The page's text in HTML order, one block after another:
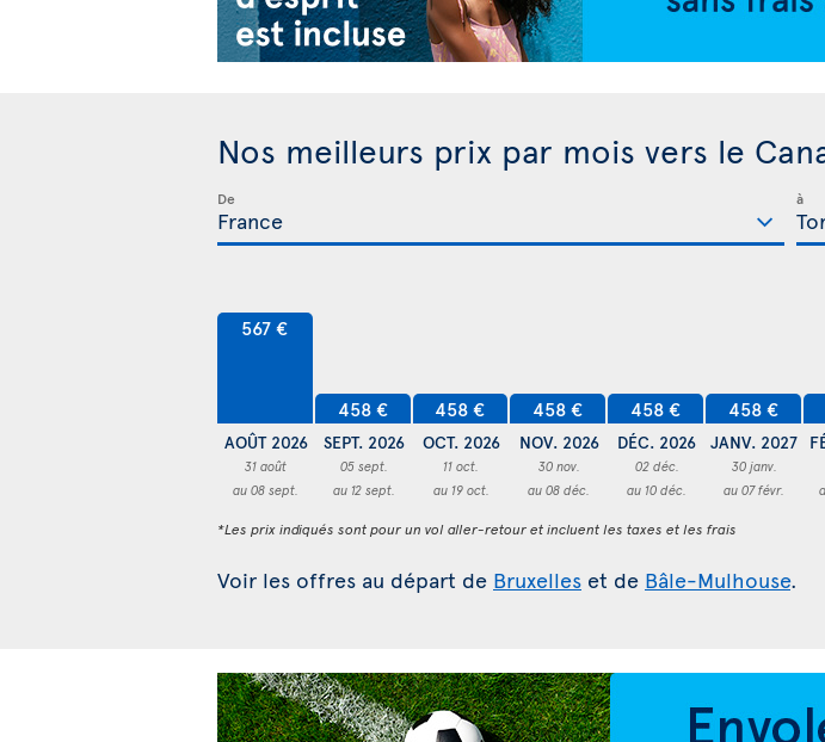
Nos meilleurs prix par mois vers le
De à
567 €
AOÛT 2026
31 août
au 08 sept.
458 €
SEPT. 2026
05 sept.
au 12 sept.
458 €
OCT. 2026
11 oct.
au 19 oct.
458 €
NOV. 2026
30 nov.
au 08 déc.
458 €
DÉC. 2026
02 déc.
au 10 déc.
458 €
JANV. 2027
30 janv.
au 07 févr.
*Les prix indiqués sont pour un vol aller-retour et incluent les taxes et les frais
Voir les offres au départ de Bruxelles et de Bâle-Mulhouse.